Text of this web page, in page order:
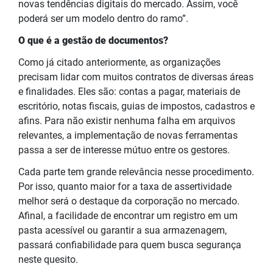
novas tendências digitais do mercado. Assim, você
poderá ser um modelo dentro do ramo”.
O que é a gestão de documentos?
Como já citado anteriormente, as organizações
precisam lidar com muitos contratos de diversas áreas
e finalidades. Eles são: contas a pagar, materiais de
escritório, notas fiscais, guias de impostos, cadastros e
afins. Para não existir nenhuma falha em arquivos
relevantes, a implementação de novas ferramentas
passa a ser de interesse mútuo entre os gestores.
Cada parte tem grande relevância nesse procedimento.
Por isso, quanto maior for a taxa de assertividade
melhor será o destaque da corporação no mercado.
Afinal, a facilidade de encontrar um registro em um
pasta acessível ou garantir a sua armazenagem,
passará confiabilidade para quem busca segurança
neste quesito.